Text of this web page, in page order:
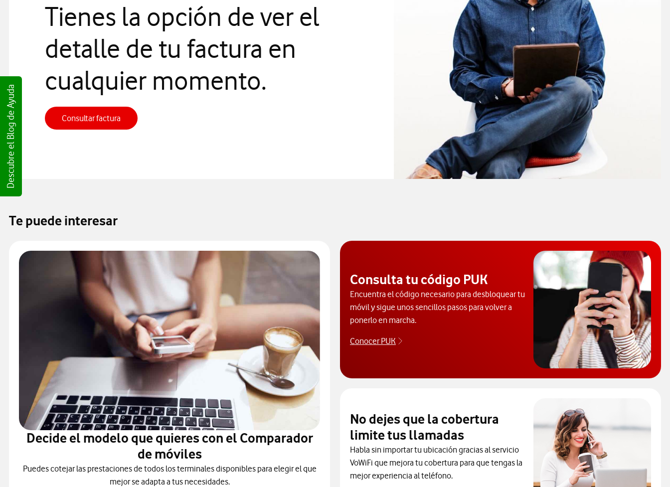
Tienes la opción de ver el
detalle de tu factura en
cualquier momento.
Consultar factura Consulta factura, abre en ventana nueva
Descubre el Blog de Ayuda
Te puede interesar
Decide el modelo que quieres con el Comparador
de móviles
Puedes cotejar las prestaciones de todos los terminales disponibles para elegir el que
mejor se adapta a tus necesidades.
Consulta tu código PUK
Encuentra el código necesario para desbloquear tu
móvil y sigue unos sencillos pasos para volver a
ponerlo en marcha.
Conocer PUK
Para poder consultar el código PUK y desbloquear el móvil. Abre ventana
No dejes que la cobertura
limite tus llamadas
Habla sin importar tu ubicación gracias al servicio
VoWiFi que mejora tu cobertura para que tengas la
mejor experiencia al teléfono.